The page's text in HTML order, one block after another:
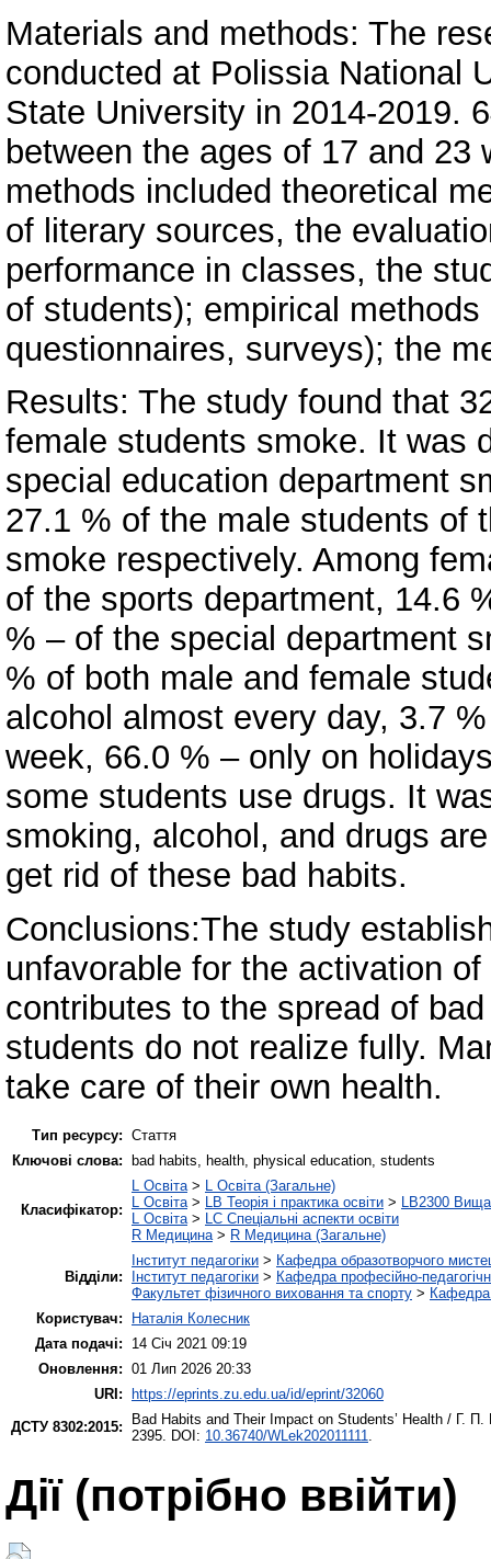
Materials and methods: The
conducted at Polissia National
State University in 2014-2019.
between the ages of 17 and 23
methods included theoretical
of literary sources, the
performance in classes, the
of students); empirical
questionnaires, surveys); the
Results: The study found that
female students smoke. It was
special education department
27.1 % of the male students of
smoke respectively. Among
of the sports department, 14.6
% – of the special department
% of both male and female
alcohol almost every day, 3.7
week, 66.0 % – only on
some students use drugs. It
smoking, alcohol, and drugs
get rid of these bad habits.
Conclusions:The study
unfavorable for the activation
contributes to the spread of
students do not realize fully.
take care of their own health.
Тип ресурсу: Стаття
Ключові слова:
bad habits, health, physical education, students
Класифікатор:
L Освіта> L Освіта (Загальне)
L Освіта> LB Теорія і практика освіти > LB2300 Вища
L Освіта> LC Спеціальні аспекти освіти
R Медицина> R Медицина (Загальне)
Відділи:
Інститут педагогіки > Кафедра образотворчого
Інститут педагогіки > Кафедра професійно-
Факультет фізичного виховання та спорту > Кафедра
Користувач:
Наталія Колесник
Дата подачі:
14 Січ 2021 09:19
Оновлення: 01 Лип 2026 20:33
URI:
https://eprints.zu.edu.ua/id/eprint/32060
ДСТУ 8302:2015:
Bad Habits and Their Impact on Students’ Health / Г. П.
2395. DOI: 10.36740/WLek202011111.
Дії ​​(потрібно ввійти)